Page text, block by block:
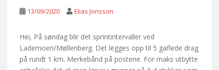
13/09/2020 Elias Jonsson
Hei, På søndag blir det sprintintervaller ved
Lademoen/Møllenberg. Det legges opp til 5 gaflede drag
på rundt 1 km. Merkebånd på postene. For maks utbytte